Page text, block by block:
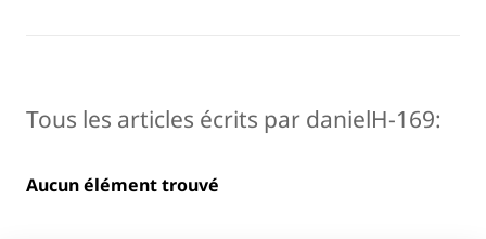
Tous les articles écrits par danielH-169:
Aucun élément trouvé